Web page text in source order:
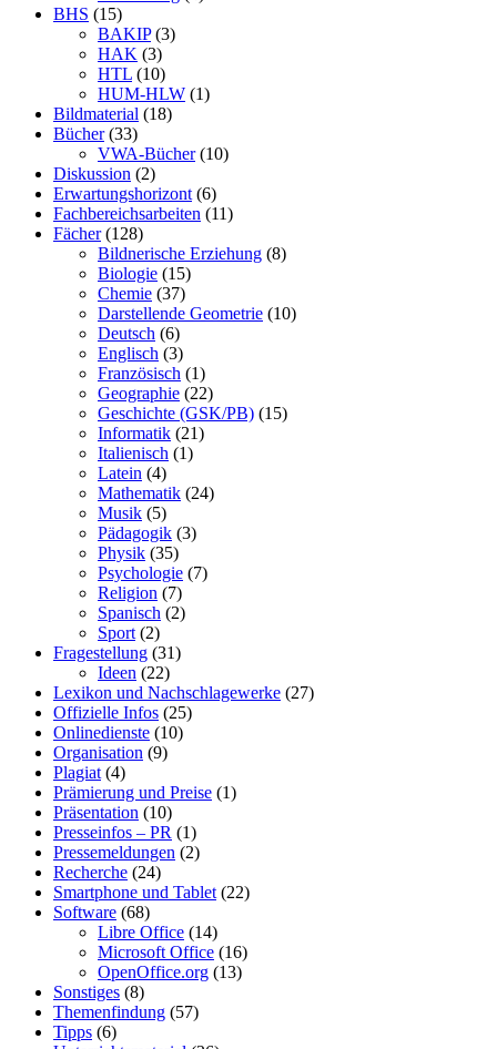
BHS (15)
BAKIP(3)
HAK (3)
HTL (10)
HUM-HLW (1)
Bildmaterial (18)
Bücher(33)
VWA-Bücher(10)
Diskussion (2)
Erwartungshorizont (6)
Fachbereichsarbeiten (11)
Fächer(128)
Bildnerische Erziehung (8)
Biologie (15)
Chemie (37)
Darstellende Geometrie (10)
Deutsch (6)
Englisch (3)
Französisch (1)
Geographie (22)
Geschichte (GSK/PB) (15)
Informatik (21)
Italienisch (1)
Latein (4)
Mathematik (24)
Musik (5)
Pädagogik (3)
Physik (35)
Psychologie (7)
Religion (7)
Spanisch (2)
Sport (2)
Fragestellung (31)
Ideen (22)
Lexikon und Nachschlagewerke (27)
Offizielle Infos (25)
Onlinedienste (10)
Organisation (9)
Plagiat (4)
Prämierung und Preise (1)
Präsentation (10)
Presseinfos – PR (1)
Pressemeldungen (2)
Recherche (24)
Smartphone und Tablet (22)
Software (68)
Libre Office (14)
Microsoft Office (16)
OpenOffice.org (13)
Sonstiges (8)
Themenfindung (57)
Tipps (6)